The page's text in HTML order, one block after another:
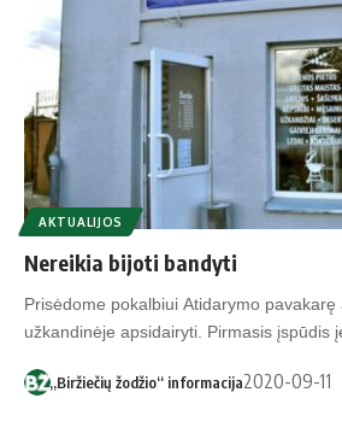
AKTUALIJOS
Nereikia bijoti bandyti
Prisėdome pokalbiui Atidarymo pavakarę
užkandinėje apsidairyti. Pirmasis įspūdis
„Biržiečių žodžio“ informacija2020-09-11